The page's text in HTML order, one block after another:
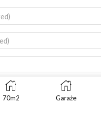
and website in this
70m2 Garaże